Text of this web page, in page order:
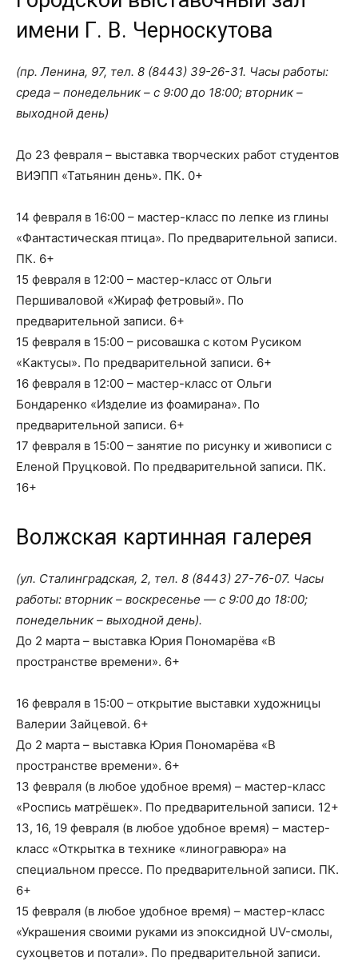
имени Г. В. Черноскутова
(пр. Ленина, 97, тел. 8 (8443) 39-26-31. Часы работы:
среда – понедельник – с 9:00 до 18:00; вторник –
выходной день)
До 23 февраля – выставка творческих работ студентов
ВИЭПП «Татьянин день». ПК. 0+
14 февраля в 16:00 – мастер-класс по лепке из глины
«Фантастическая птица». По предварительной записи.
ПК. 6+
15 февраля в 12:00 – мастер-класс от Ольги
Першиваловой «Жираф фетровый». По
предварительной записи. 6+
15 февраля в 15:00 – рисовашка с котом Русиком
«Кактусы». По предварительной записи. 6+
16 февраля в 12:00 – мастер-класс от Ольги
Бондаренко «Изделие из фоамирана». По
предварительной записи. 6+
17 февраля в 15:00 – занятие по рисунку и живописи с
Еленой Пруцковой. По предварительной записи. ПК.
16+
Волжская картинная галерея
(ул. Сталинградская, 2, тел. 8 (8443) 27-76-07. Часы
работы: вторник – воскресенье — с 9:00 до 18:00;
понедельник – выходной день).
До 2 марта – выставка Юрия Пономарёва «В
пространстве времени». 6+
16 февраля в 15:00 – открытие выставки художницы
Валерии Зайцевой. 6+
До 2 марта – выставка Юрия Пономарёва «В
пространстве времени». 6+
13 февраля (в любое удобное время) – мастер-класс
«Роспись матрёшек». По предварительной записи. 12+
13, 16, 19 февраля (в любое удобное время) – мастер-
класс «Открытка в технике «линогравюра» на
специальном прессе. По предварительной записи. ПК.
6+
15 февраля (в любое удобное время) – мастер-класс
«Украшения своими руками из эпоксидной UV-смолы,
сухоцветов и потали». По предварительной записи.